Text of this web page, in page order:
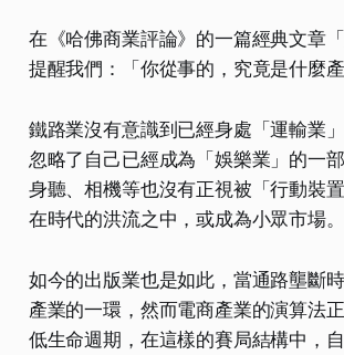
在《哈佛商業評論》的一篇經典文章「
提醒我們：「你從事的，究竟是什麼產
鐵路業沒有意識到已經身處「運輸業
忽略了自己已經成為「娛樂業」的一
身聽、相機等也沒有正視被「行動裝
在時代的洪流之中，或成為小眾市場。
如今的出版業也是如此，當通路壟斷
產業的一環，然而電商產業的演算法正
低生命週期，在這樣的賽局結構中，